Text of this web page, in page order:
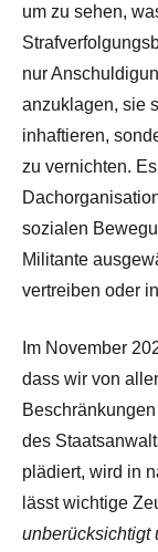
um zu sehen,
nur
anzuklagen, sie
inhaftieren,
zu vernichten.
sozialen
Militante
vertreiben oder
Im November
dass wir von
des
plädiert, wird in
lässt wichtige
unberücksichtigt